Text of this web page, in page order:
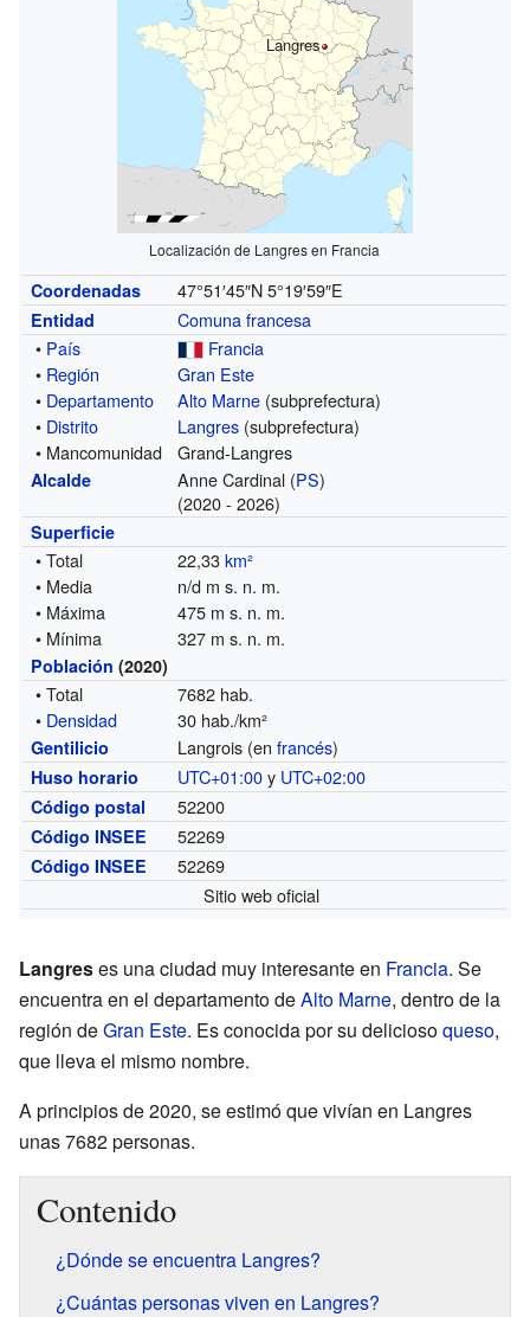
Langres
Localización de Langres en Francia
Coordenadas 47°51′45″N 5°19′59″E
Entidad
Comuna francesa
• País
Francia
• Región
Gran Este
• Departamento Alto Marne (subprefectura)
• Distrito Langres (subprefectura)
• Mancomunidad
Grand-Langres
Alcalde Anne Cardinal (PS)
(2020 - 2026)
Superficie
• Total 22,33km²
• Media
n/d m s. n. m.
• Máxima
475 m s. n. m.
• Mínima
327 m s. n. m.
Población (2020)
• Total
7682 hab.
• Densidad 30 hab./km²
Gentilicio Langrois (enfrancés)
Huso horario UTC+01:00y UTC+02:00
Código postal 52200
Código INSEE 52269
Código INSEE
52269
Sitio web oficial
Langreses una ciudad muy interesante en Francia. Se
encuentra en el departamento deAlto Marne, dentro de la
región deGran Este. Es conocida por su deliciosoqueso,
que lleva el mismo nombre.
A principios de 2020, se estimó que vivían en Langres
unas 7682 personas.
Contenido
¿Dónde se encuentra Langres?
¿Cuántas personas viven en Langres?